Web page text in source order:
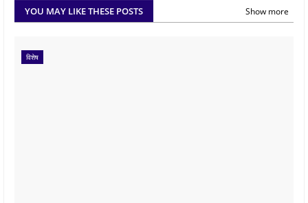
YOU MAY LIKE THESE POSTS Show more
विशेष